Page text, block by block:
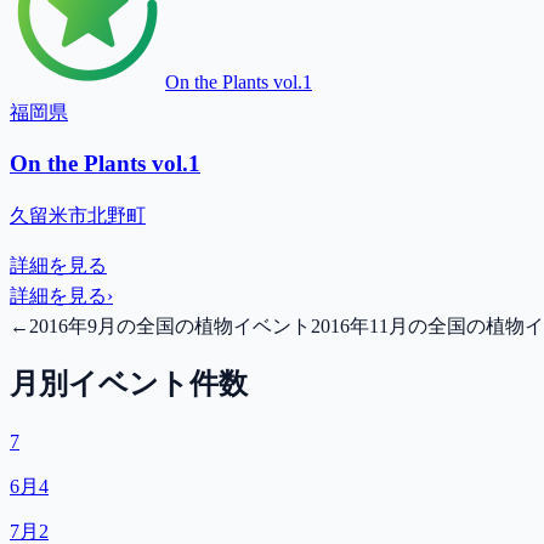
On the Plants vol.1
福岡県
On the Plants vol.1
久留米市北野町
詳細を見る
詳細を見る›
← 2016年9月の全国の植物イベント 2016年11月の全国の植物
月別イベント件数
7
6月 4
7月 2